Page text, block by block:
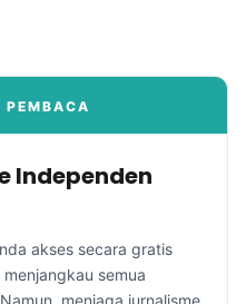
PEMBACA
Independen
akses secara gratis
semua
menjaga jurnalisme